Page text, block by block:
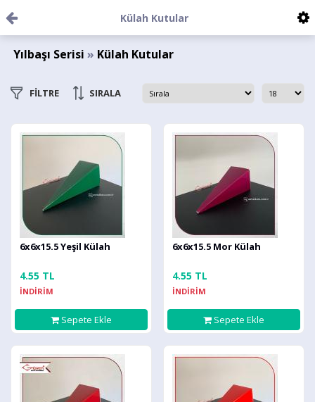
Külah Kutular
Yılbaşı Serisi » Külah Kutular
FİLTRE SIRALA
6x6x15.5 Yeşil Külah
4.55 TL
İNDİRİM
Sepete Ekle
6x6x15.5 Mor Külah
4.55 TL
İNDİRİM
Sepete Ekle